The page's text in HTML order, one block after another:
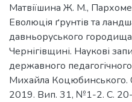
Матвіїшина Ж. М.,
Еволюція ґрунтів та
давньоруського городища
Чернігівщині. Наукові
державного педагогічного
Михайла Коцюбинського.
2019. Вип. 31, №1-2. С.